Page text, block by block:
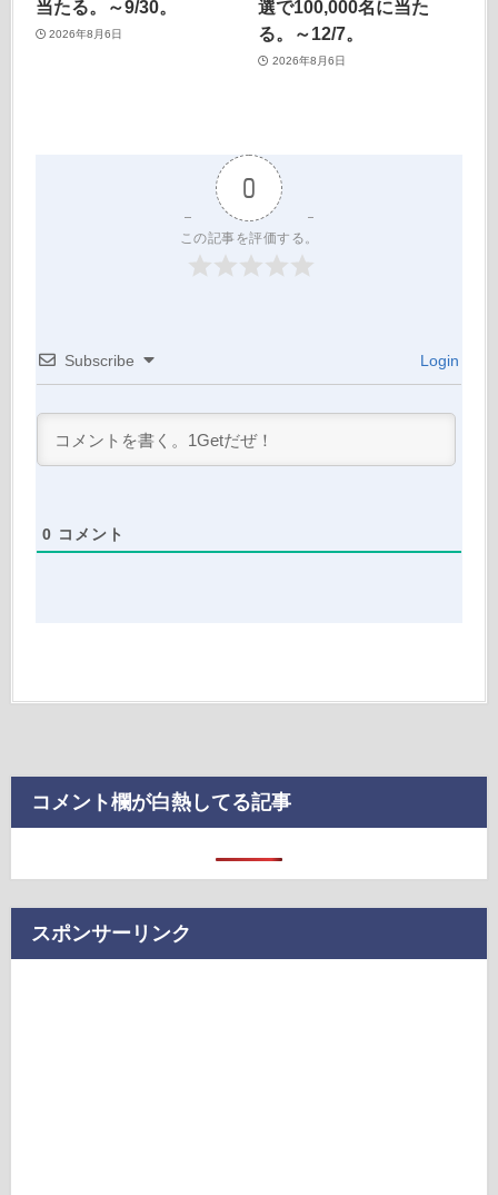
当たる。～9/30。
2026年8月6日
選で100,000名に当た
る。～12/7。
2026年8月6日
0
この記事を評価する。
Subscribe Login
0 コメント
コメント欄が白熱してる記事
スポンサーリンク